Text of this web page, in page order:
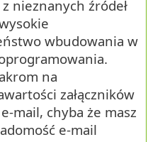
nieznanych źródeł
wbudowania w
na
załączników
mail, chyba że masz
e-mail